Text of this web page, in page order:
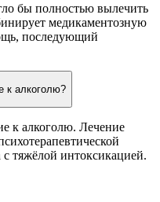
бы полностью вылечить
медикаментозную
последующий
к алкоголю?
к алкоголю. Лечение
тяжёлой интоксикацией.